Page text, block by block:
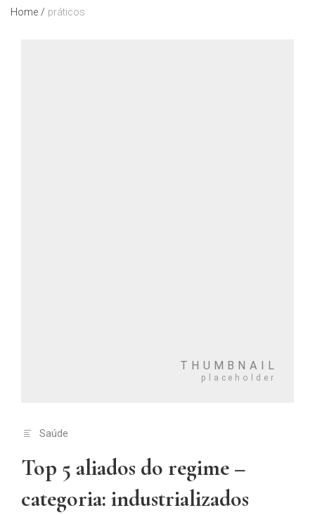
Home / práticos
Saúde
Top 5 aliados do regime –
categoria: industrializados